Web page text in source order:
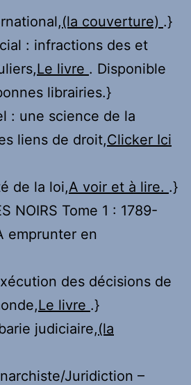
(la couverture) .}
: infractions des et
Le livre . Disponible
librairies.}
: une science de la
liens de droit,Clicker Ici
de la loi,A voir et à lire. .}
NOIRS Tome 1 : 1789-
emprunter en
des décisions de
Le livre .}
judiciaire,(la
Juridiction –